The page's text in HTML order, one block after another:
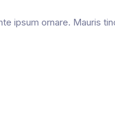
ipsum ornare. Mauris